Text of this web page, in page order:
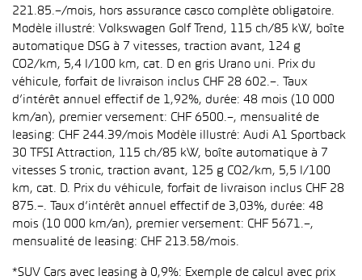
221.85.–/mois, hors assurance casco complète obligatoire.
Modèle illustré: Volkswagen Golf Trend, 115 ch/85 kW, boîte
automatique DSG à 7 vitesses, traction avant, 124 g
CO2/km, 5,4 l/100 km, cat. D en gris Urano uni. Prix du
véhicule, forfait de livraison inclus CHF 28 602.–. Taux
d’intérêt annuel effectif de 1,92%, durée: 48 mois (10 000
km/an), premier versement: CHF 6500.–, mensualité de
leasing: CHF 244.39/mois Modèle illustré: Audi A1 Sportback
30 TFSI Attraction, 115 ch/85 kW, boîte automatique à 7
vitesses S tronic, traction avant, 125 g CO2/km, 5,5 l/100
km, cat. D. Prix du véhicule, forfait de livraison inclus CHF 28
875.–. Taux d’intérêt annuel effectif de 3,03%, durée: 48
mois (10 000 km/an), premier versement: CHF 5671.–,
mensualité de leasing: CHF 213.58/mois.
*SUV Cars avec leasing à 0,9%: Exemple de calcul avec prix